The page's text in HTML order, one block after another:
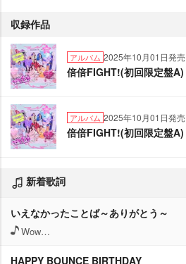
収録作品
アルバム 2025年10月01日発売
倍倍FIGHT!(初回限定盤A)
アルバム 2025年10月01日発売
倍倍FIGHT!(初回限定盤A)
新着歌詞
いえなかったことば～ありがとう～
Wow…
HAPPY BOUNCE BIRTHDAY